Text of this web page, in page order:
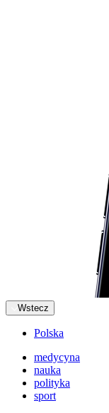
Wstecz
Polska
medycyna
nauka
polityka
sport